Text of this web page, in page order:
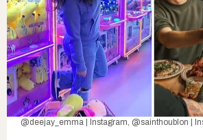
@deejay_emma | Instagram @sainthoublon |